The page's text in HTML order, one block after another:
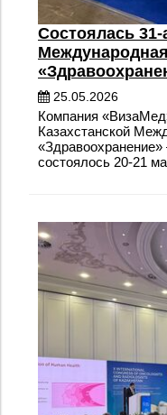
Состоялась 31-
25.05.2026
Компания
Казахстанской
состоялось 20-21